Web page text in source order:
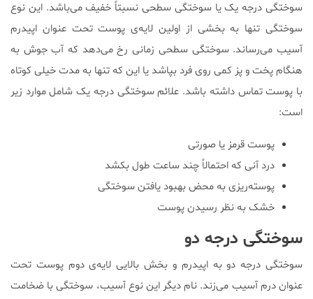
سوختگی درجه یک یا سوختگی سطحی نسبتاً خفیف می‌باشد. این نوع
سوختگی تنها به بخشی از اولین لایه‌ی پوست تحت عنوان اپیدرم
آسیب می‌رساند. سوختگی سطحی زمانی رخ می‌دهد که آب جوش به
هنگام پخت و پز کمی روی فرد بپاشد یا این که تنها به مدت خیلی کوتاه
با پوست تماس داشته باشد. علائم سوختگی درجه یک شامل موارد زیر
است:
پوست قرمز یا صورتی
درد آنی که احتمالاً چند ساعت طول بکشد
پوسته‌ریزی به محض بهبود یافتن سوختگی
خشک به نظر رسیدن پوست
سوختگی درجه دو
سوختگی درجه دو به اپیدرم و بخش بالایی لایه‌ی دوم پوست تحت
عنوان درم آسیب می‌زند. نام دیگر این نوع آسیب، سوختگی با ضخامت